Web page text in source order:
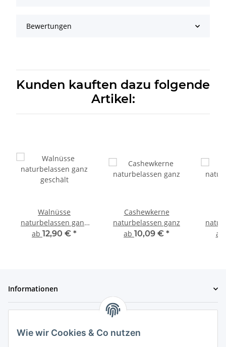
Wie wir Cookies & Co nutzen
Bewertungen
Kunden kauften dazu folgende
Artikel:
Walnüsse
naturbelassen ganz
geschält
ab 12,90 € *
Cashewkerne
naturbelassen ganz
ab 10,09 € *
ab
Informationen